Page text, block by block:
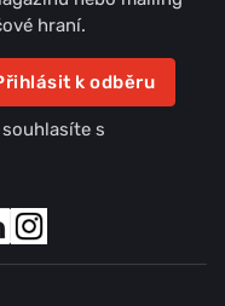
hraní.
k odběru
souhlasíte s